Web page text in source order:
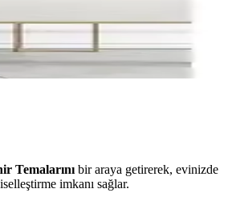
Temalarını bir araya getirerek, evinizde
imkanı sağlar.